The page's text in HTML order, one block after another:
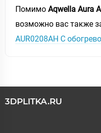
Помимо Aqwella Aura
возможно вас также
AUR0208AH С
3DPLITKA.RU